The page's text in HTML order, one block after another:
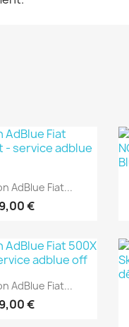
rapide
AdBlue Fiat...
€
rapide
AdBlue Fiat...
€